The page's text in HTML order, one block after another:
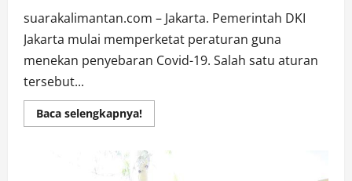
suarakalimantan.com – Jakarta. Pemerintah DKI
Jakarta mulai memperketat peraturan guna
menekan penyebaran Covid-19. Salah satu aturan
tersebut...
Baca selengkapnya!Read
more
Masuk
Jakarta